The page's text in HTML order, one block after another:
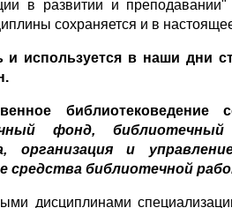
в развитии и
сохраняется и в
и используется в наши дни
фонд,
организация и
средства библиотечной
дисциплинами